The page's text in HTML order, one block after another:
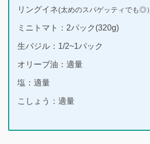
リングイネ(太めのスパゲッティでも◎）
ミニトマト：2パック(320g)
生バジル：1/2~1パック
オリーブ油：適量
塩：適量
こしょう：適量